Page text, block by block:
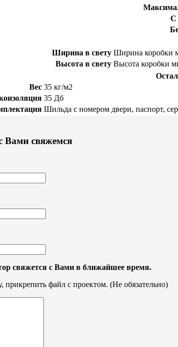
С
Ширина в свету Ширина коробки
Высота в свету Высота коробки
Вес 35 кг/м2
35 Дб
Шильда с номером двери, паспорт,
Вами свяжемся
свяжется с Вами в ближайшее время.
прикрепить файл с проектом. (Не обязательно)